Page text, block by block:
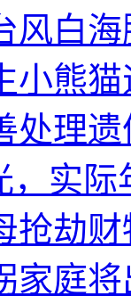
风白
小熊
处理遗
，实
抢劫
家庭